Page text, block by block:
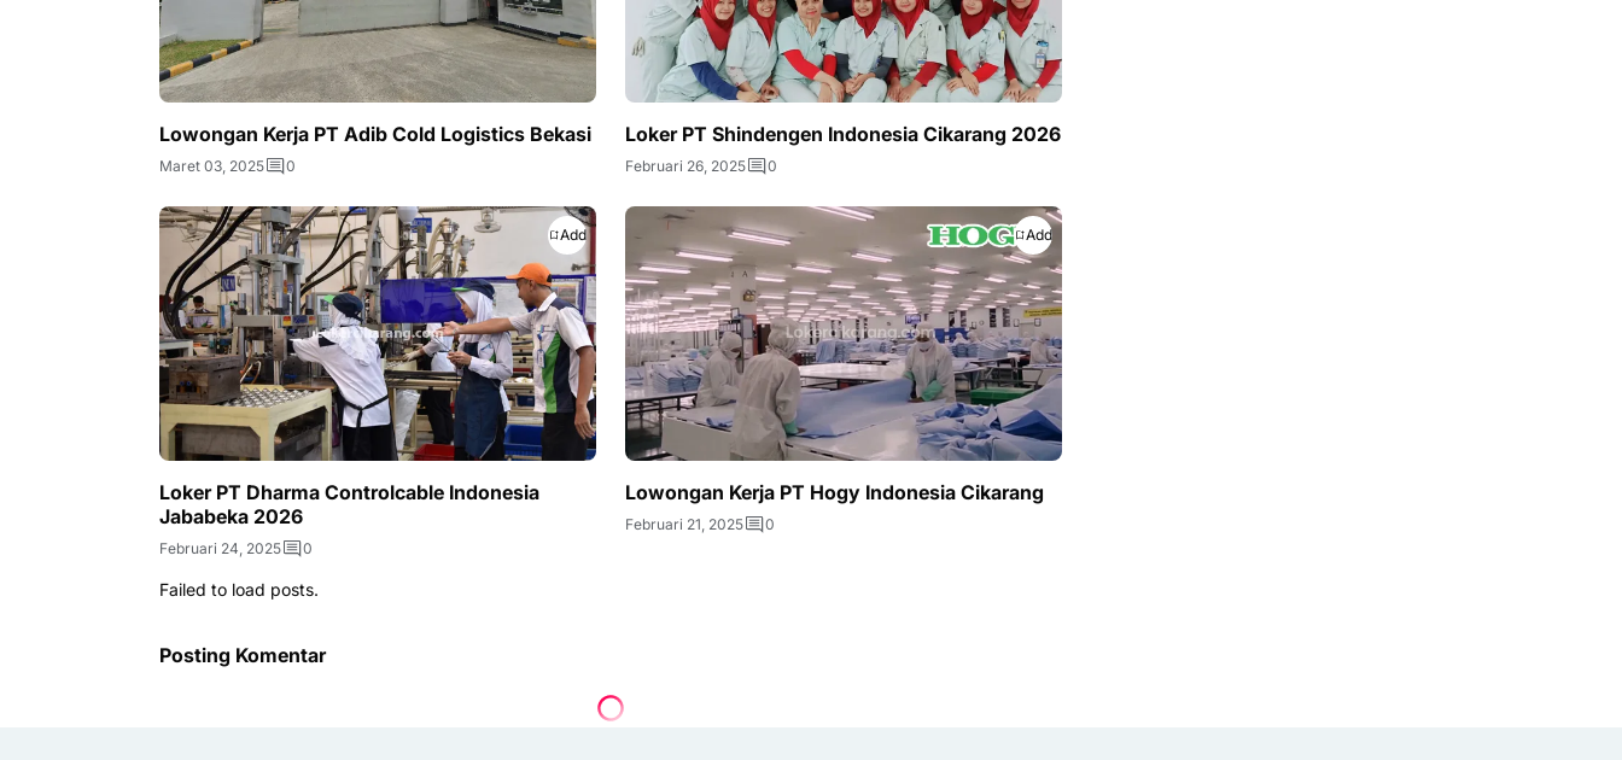
Lowongan Kerja PT Adib Cold Logistics Bekasi
Maret 03, 2025 0
Loker PT Shindengen Indonesia Cikarang 2026
Februari 26, 2025 0
Add
Loker PT Dharma Controlcable Indonesia
Jababeka 2026
Februari 24, 2025 0
Add
Lowongan Kerja PT Hogy Indonesia Cikarang
Februari 21, 2025 0
Failed to load posts.
Posting Komentar